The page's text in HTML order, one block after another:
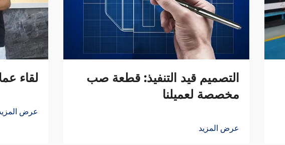
التصميم قيد التنفيذ: قطعة صب
مخصصة لعميلنا
عرض المزيد
لقاء
عرض